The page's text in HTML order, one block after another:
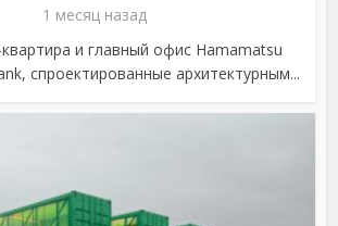
1 месяц назад
и главный офис Hamamatsu
спроектированные архитектурным...